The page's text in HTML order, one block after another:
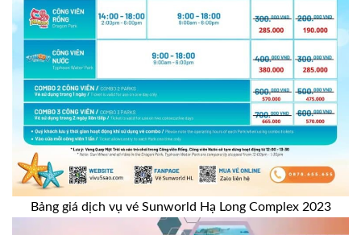
Bảng giá dịch vụ vé Sunworld Hạ Long Complex 2023